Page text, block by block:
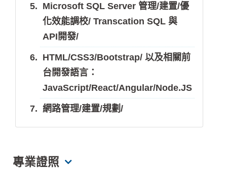
Microsoft SQL Server 管理/建置/優
化效能調校/ Transcation SQL 與
API開發/
HTML/CSS3/Bootstrap/ 以及相關前
台開發語言：
JavaScript/React/Angular/Node.JS
網路管理/建置/規劃/
專業證照